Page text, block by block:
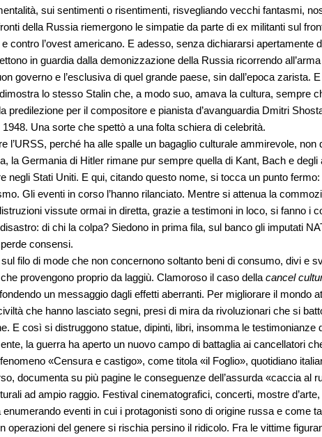
sui sentimenti o risentimenti, risvegliando vecchi fantasmi,
della Russia riemergono le simpatie da parte di ex militanti sul
contro l’ovest americano. E adesso, senza dichiararsi apertamente
in guardia dalla demonizzazione della Russia ricorrendo
governo e l’esclusiva di quel grande paese, sin dall’epoca zarista.
lo stesso Stalin che, a modo suo, amava la cultura, sempre
predilezione per il compositore e pianista d’avanguardia Dmitri
Una sorte che spettò a una folta schiera di celebrità.
l’URSS, perché ha alle spalle un bagaglio culturale ammirevole, non
la Germania di Hitler rimane pur sempre quella di Kant, Bach e degli
negli Stati Uniti. E qui, citando questo nome, si tocca un punto
Gli eventi in corso l’hanno rilanciato. Mentre si attenua la
vissute ormai in diretta, grazie a testimoni in loco, si fanno i
di chi la colpa? Siedono in prima fila, sul banco gli imputati
consensi.
sul filo di mode che non concernono soltanto beni di consumo, divi e
provengono proprio da laggiù. Clamoroso il caso della cancel
un messaggio dagli effetti aberranti. Per migliorare il mondo
che hanno lasciato segni, presi di mira da rivoluzionari che si
E così si distruggono statue, dipinti, libri, insomma le testimonianze
la guerra ha aperto un nuovo campo di battaglia ai cancellatori
«Censura e castigo», come titola «il Foglio», quotidiano
documenta su più pagine le conseguenze dell’assurda «caccia al
ad ampio raggio. Festival cinematografici, concerti, mostre
enumerando eventi in cui i protagonisti sono di origine russa e come
operazioni del genere si rischia persino il ridicolo. Fra le vittime